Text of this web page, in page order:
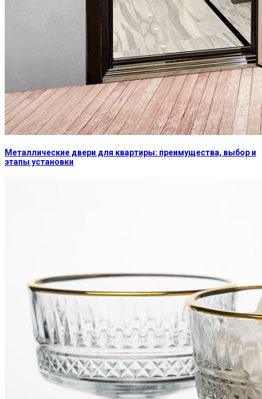
Металлические двери для квартиры: преимущества, выбор и
этапы установки